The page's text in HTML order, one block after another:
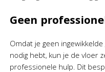
Geen
Omdat je geen
nodig hebt, kun je de vloer
professionele hulp. Dit